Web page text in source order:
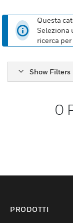
Questa
Seleziona
ricerca
Show Filters
0
PRODOTTI